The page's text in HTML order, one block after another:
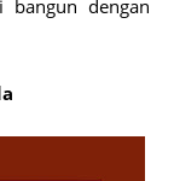
dengan